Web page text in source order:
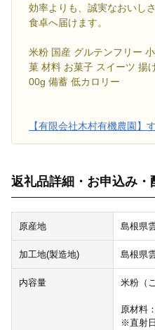
効率よりも、誠実なおいし
食卓へ届けます。
米粉 国産 グルテンフリー
菓 材料 お菓子 スイーツ 揚
00g 備蓄 低カロリー
【有限会社木村有機農園】
返礼品詳細・お申込み・
原産地 島根県
加工地(製造地) 島根県
内容量 米粉（
原材料
※直射